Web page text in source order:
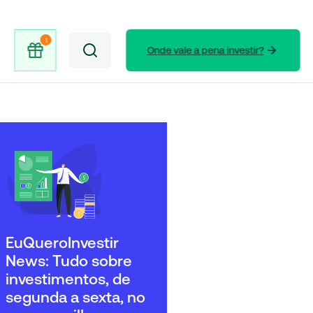
Onde vale a pena investir?
EuQueroInvestir
News: Tudo sobre
investimentos, de
segunda a sexta, no